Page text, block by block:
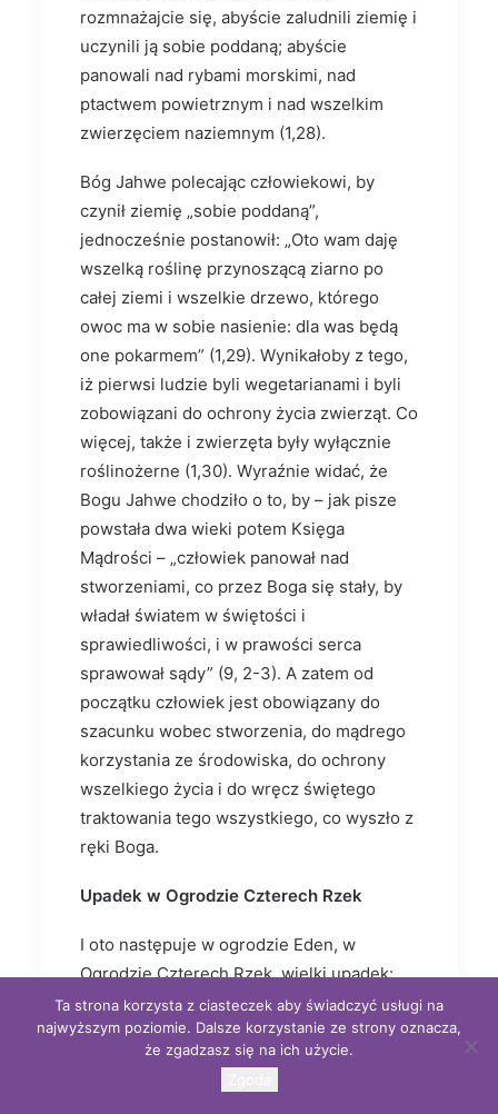
rozmnażajcie się, abyście zaludnili ziemię i
uczynili ją sobie poddaną; abyście
panowali nad ry­bami morskimi, nad
ptactwem powietrznym i nad wszelkim
zwierzęciem naziemnym (1,28).
Bóg Jahwe polecając człowiekowi, by
czynił ziemię „sobie poddaną”,
jednocześnie postanowił: „Oto wam daję
wszelką roślinę przynoszącą ziarno po
całej ziemi i wszelkie drzewo, którego
owoc ma w sobie nasienie: dla was będą
one pokarmem” (1,29). Wynikałoby z tego,
iż pierwsi ludzie byli wegetarianami i byli
zobowiązani do ochrony życia zwierząt. Co
więcej, także i zwierzęta były wyłącznie
roślinożerne (1,30). Wyraźnie widać, że
Bogu Jahwe chodziło o to, by – jak pisze
powstała dwa wieki potem Księga
Mądrości – „człowiek panował nad
stworzeniami, co przez Boga się stały, by
władał światem w świętości i
sprawiedliwości, i w prawości serca
sprawował sądy” (9, 2-3). A zatem od
początku człowiek jest obowiązany do
szacunku wobec stworzenia, do mądrego
korzystania ze środowiska, do ochrony
wszelkiego życia i do wręcz świętego
traktowania tego wszystkiego, co wyszło z
ręki Boga.
Upadek w Ogrodzie Czterech Rzek
I oto następuje w ogrodzie Eden, w
Ogrodzie Czterech Rzek, wielki upadek:
pierwsi ludzie są nieposłuszni Bogu i
popełniają grzech. Popełniając go ściągają
karę nie tylko na siebie i na całe
potomstwo z nich rodzone, ale także na
Ta strona korzysta z ciasteczek aby świadczyć usługi na
najwyższym poziomie. Dalsze korzystanie ze strony oznacza,
że zgadzasz się na ich użycie.